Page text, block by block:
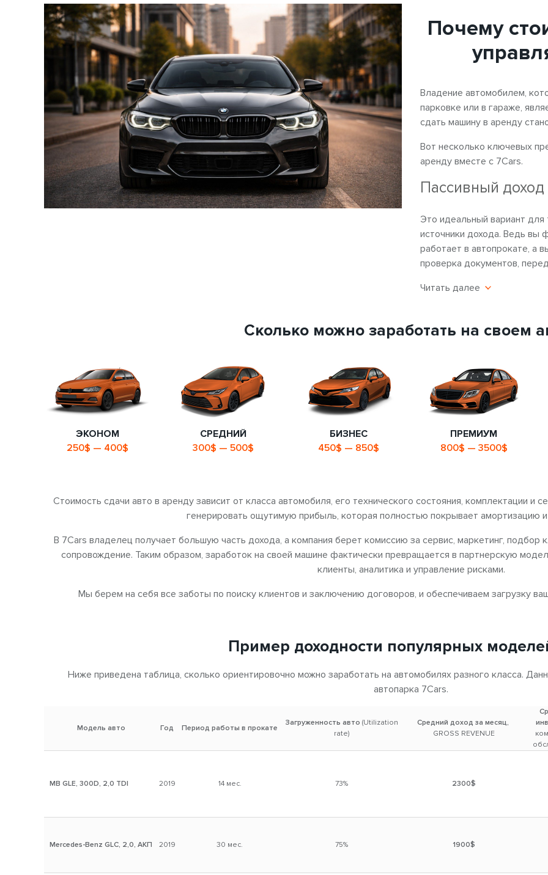
Почему
Владение автомобилем,
парковке или в гараже,
сдать машину в аренду
Вот несколько ключевых
аренду вместе с 7Cars.
Пассивный
Это идеальный вариант
источники дохода. Ведь вы
работает в автопрокате, а
проверка документов,
Статистика показывает, что
продолжаете платить за
это способ заставить это
день и компенсировать
сдаче авто в
Безопасный
Купить машину и сдавать в
инструмент инвестиций с
Возможность
аренду. Вы можете начать с
расширить свой парк до 2, 5
Юридическая
Отношения оформляются
фиксированной
заработок на сдаче авто в
Владельцам
дохода без привлечения
Читать далее
Сколько можно заработать на своем
ЭКОНОМ
250$ — 400$
СРЕДНИЙ
300$ — 500$
БИЗНЕС
450$ — 850$
ПРЕМИУМ
800$ — 3500$
Стоимость сдачи авто в аренду зависит от класса автомобиля, его технического состояния, комплектации
генерировать ощутимую прибыль, которая полностью покрывает амортизацию
В 7Cars владелец получает большую часть дохода, а компания берет комиссию за сервис, маркетинг, подбор
сопровождение. Таким образом, заработок на своей машине фактически превращается в партнерскую
клиенты, аналитика и управление рисками.
Мы берем на себя все заботы по поиску клиентов и заключению договоров, и обеспечиваем загрузку
Пример доходности популярных
Ниже приведена таблица, сколько ориентировочно можно заработать на автомобилях разного класса.
автопарка 7Cars.
Модель авто Год Период работы в прокате
Загруженность авто (Utilization
rate)
Средний доход за месяц,
GROSS REVENUE
MB GLE, 300D, 2,0 TDI 2019 14 мес. 73% 2300$
Mercedes-Benz GLC, 2,0, АКП 2019 30 мес. 75% 1900$